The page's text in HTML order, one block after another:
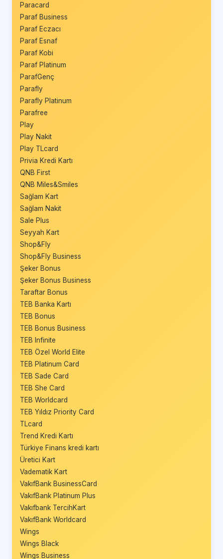
Paracard
Paraf Business
Paraf Eczacı
Paraf Esnaf
Paraf Kobi
Paraf Platinum
ParafGenç
Parafly
Parafly Platinum
Parafree
Play
Play Nakit
Play TLcard
Privia Kredi Kartı
QNB First
QNB Miles&Smiles
Sağlam Kart
Sağlam Nakit
Sale Plus
Seyyah Kart
Shop&Fly
Shop&Fly Business
Şeker Bonus
Şeker Bonus Business
Taraftar Bonus
TEB Banka Kartı
TEB Bonus
TEB Bonus Business
TEB Infinite
TEB Özel World Elite
TEB Platinum Card
TEB Sade Card
TEB She Card
TEB Worldcard
TEB Yıldız Priority Card
TLcard
Trend Kredi Kartı
Türkiye Finans kredi kartı
Üretici Kart
Vadematik Kart
VakıfBank BusinessCard
VakıfBank Platinum Plus
Vakıfbank TercihKart
VakıfBank Worldcard
Wings
Wings Black
Wings Business